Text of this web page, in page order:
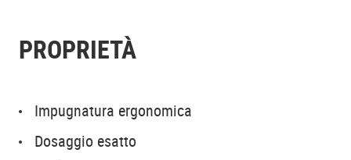
PROPRIETÀ
Impugnatura ergonomica
Dosaggio esatto